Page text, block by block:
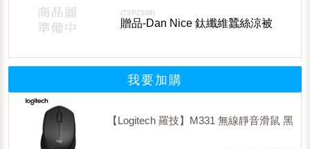
(TSP2509)
贈品-Dan Nice 鈦纖維蠶絲涼被
我要加購
【Logitech 羅技】M331 無線靜音滑鼠 黑